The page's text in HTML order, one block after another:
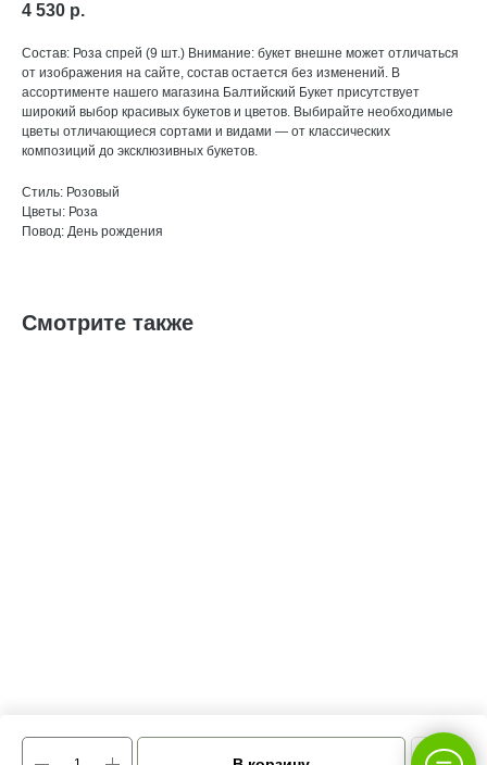
4 530 р.
Состав: Роза спрей (9 шт.) Внимание: букет внешне может отличаться
от изображения на сайте, состав остается без изменений. В
ассортименте нашего магазина Балтийский Букет присутствует
широкий выбор красивых букетов и цветов. Выбирайте необходимые
цветы отличающиеся сортами и видами — от классических
композиций до эксклюзивных букетов.
Стиль: Розовый
Цветы: Роза
Повод: День рождения
Смотрите также